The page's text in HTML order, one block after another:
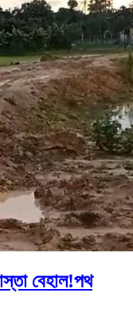
বেহাল!পথ